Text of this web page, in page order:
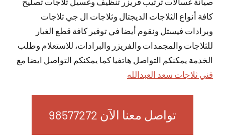
كافة أنواع الثلاجات الديجتال وثلاجات ال جي ثلاجات
وبرادات فيستل ونقوم أيضا في توفير كافة قطع الغيار
للثلاجات والمجمدات والفريزر والبرادات، للاستعلام وطلب
الخدمة يمكنكم التواصل هاتفيا كما يمكنكم التواصل ايضا مع
فني ثلاجات سعد العبدالله
تواصل معنا الآن 98577272